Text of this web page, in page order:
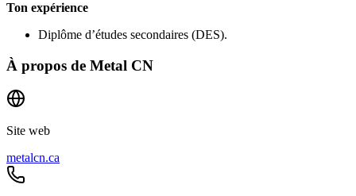
Ton expérience
Diplôme d’études secondaires (DES).
À propos de Metal CN
Site web
metalcn.ca